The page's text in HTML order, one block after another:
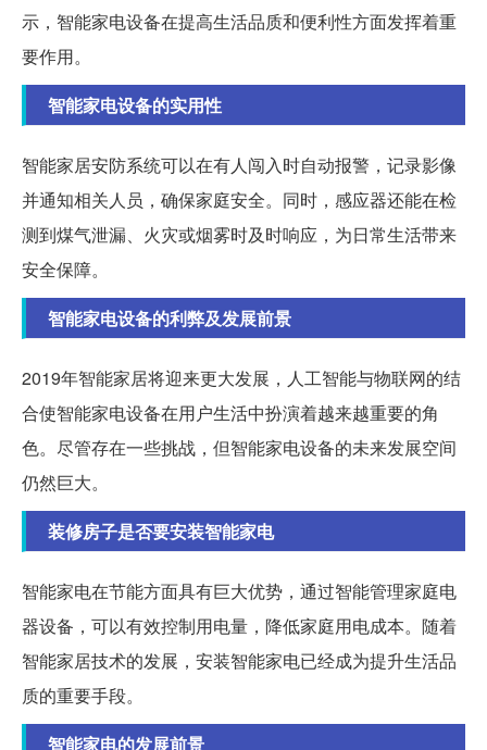
示，智能家电设备在提高生活品质和便利性方面发挥着重
要作用。
智能家电设备的实用性
智能家居安防系统可以在有人闯入时自动报警，记录影像
并通知相关人员，确保家庭安全。同时，感应器还能在检
测到煤气泄漏、火灾或烟雾时及时响应，为日常生活带来
安全保障。
智能家电设备的利弊及发展前景
2019年智能家居将迎来更大发展，人工智能与物联网的结
合使智能家电设备在用户生活中扮演着越来越重要的角
色。尽管存在一些挑战，但智能家电设备的未来发展空间
仍然巨大。
装修房子是否要安装智能家电
智能家电在节能方面具有巨大优势，通过智能管理家庭电
器设备，可以有效控制用电量，降低家庭用电成本。随着
智能家居技术的发展，安装智能家电已经成为提升生活品
质的重要手段。
智能家电的发展前景